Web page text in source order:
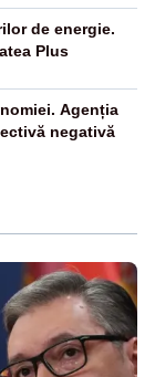
de energie.
Plus
Agenția
negativă